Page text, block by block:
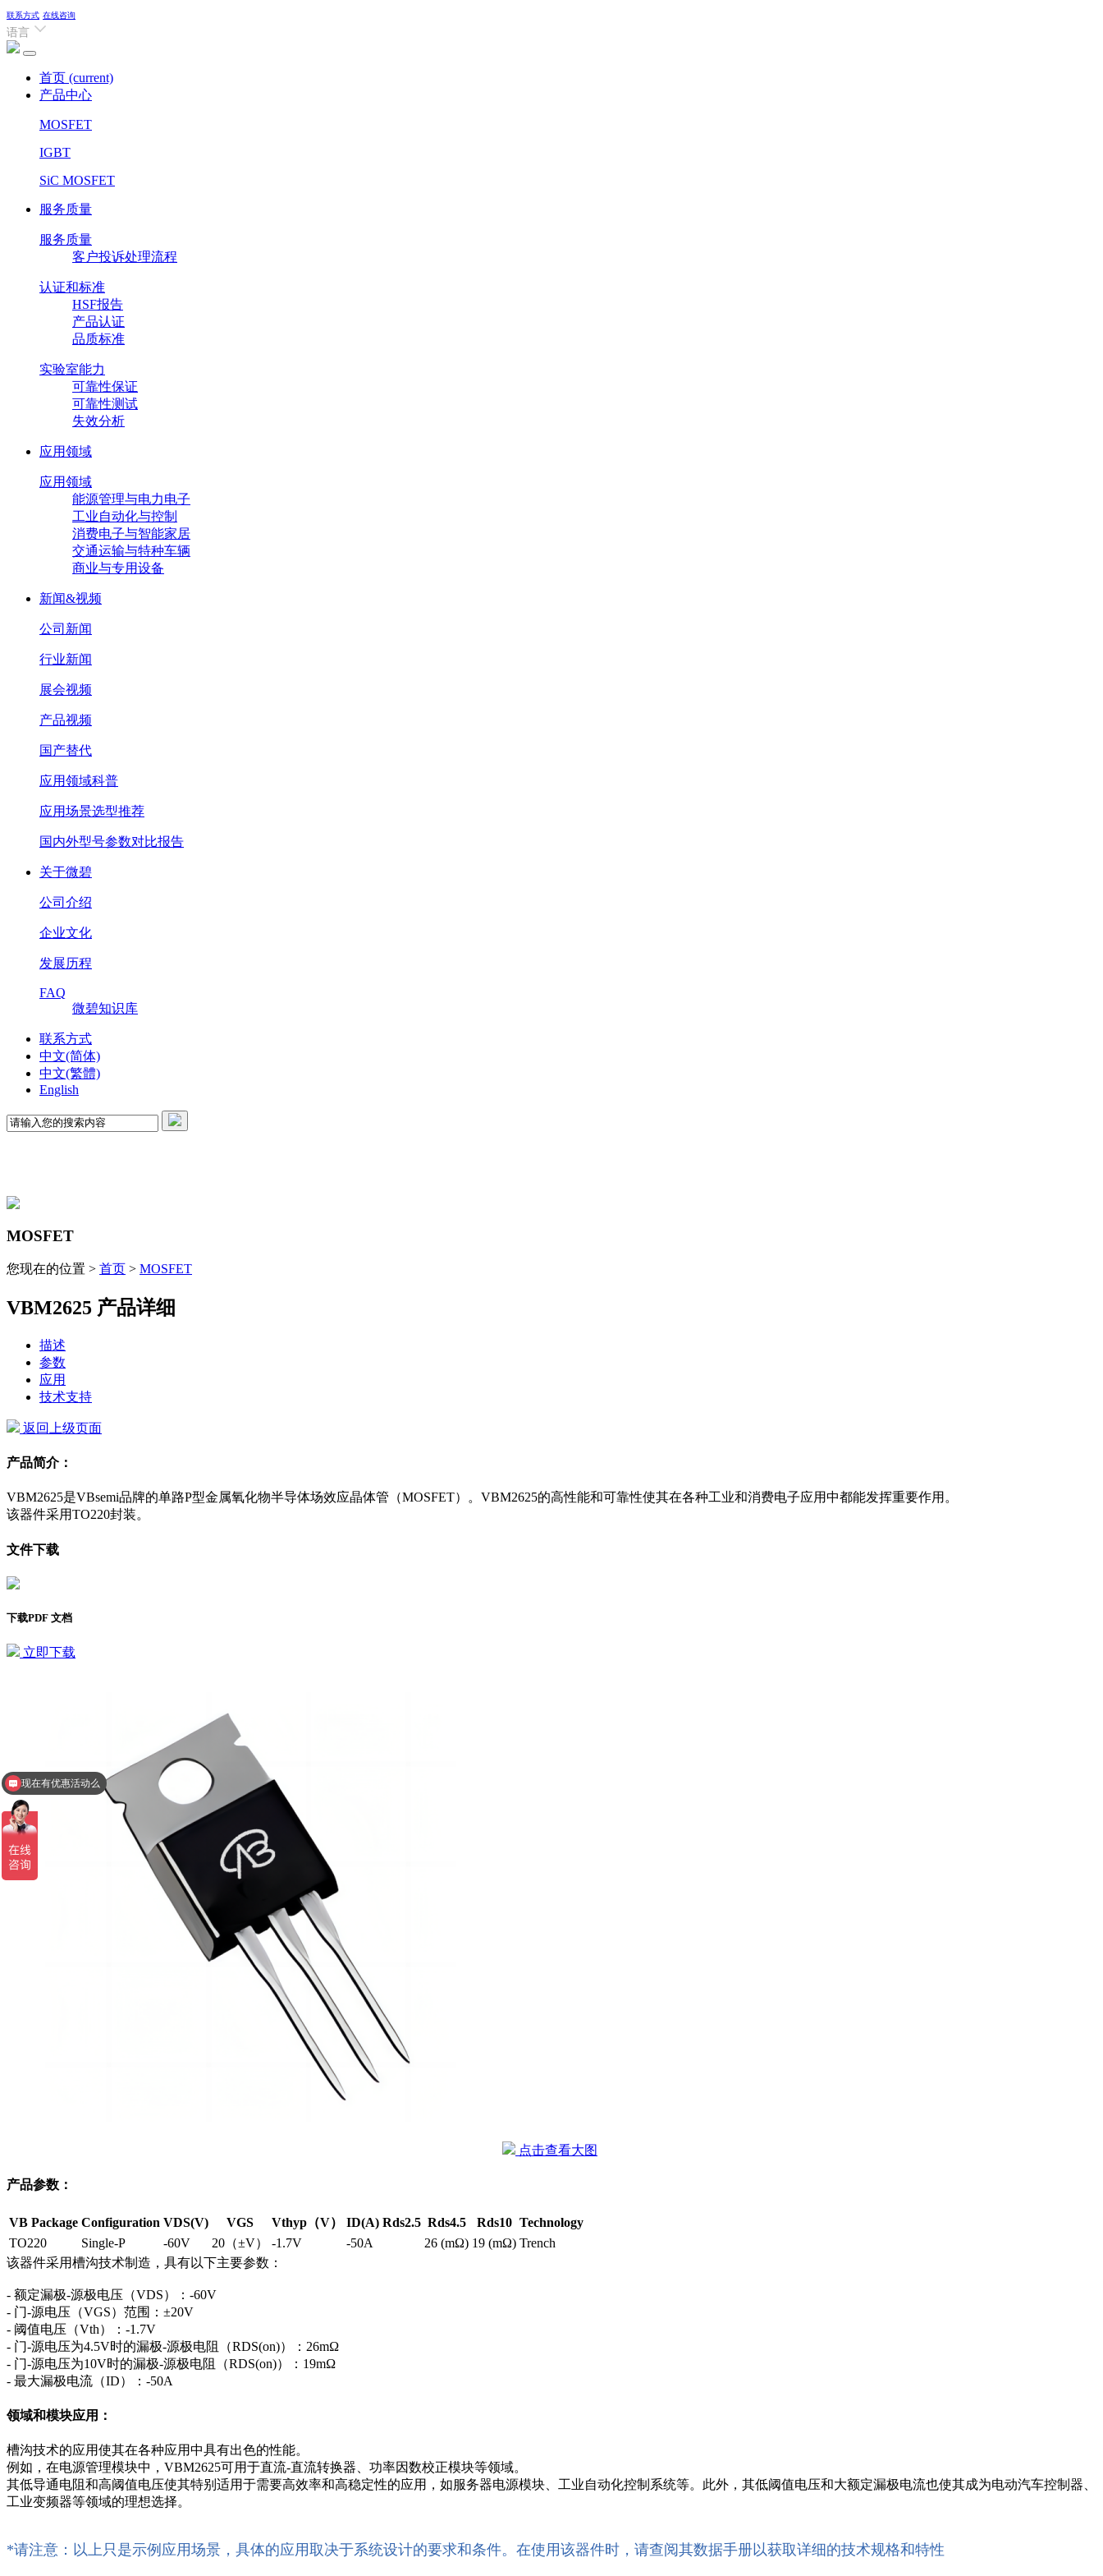
联系方式 在线咨询
语言
首页 (current)
产品中心
MOSFET
IGBT
SiC MOSFET
服务质量
服务质量
客户投诉处理流程
认证和标准
HSF报告
产品认证
品质标准
实验室能力
可靠性保证
可靠性测试
失效分析
应用领域
应用领域
能源管理与电力电子
工业自动化与控制
消费电子与智能家居
交通运输与特种车辆
商业与专用设备
新闻&视频
公司新闻
行业新闻
展会视频
产品视频
国产替代
应用领域科普
应用场景选型推荐
国内外型号参数对比报告
关于微碧
公司介绍
企业文化
发展历程
FAQ
微碧知识库
联系方式
中文(简体)
中文(繁體)
English
MOSFET
您现在的位置 > 首页 > MOSFET
VBM2625 产品详细
描述
参数
应用
技术支持
返回上级页面
产品简介：
VBM2625是VBsemi品牌的单路P型金属氧化物半导体场效应晶体管（MOSFET）。VBM2625的高性能和可靠性使其在各种工业和消费电子应用中都能发挥重要作用。
该器件采用TO220封装。
文件下载
下载PDF 文档
立即下载
点击查看大图
产品参数：
VB Package Configuration VDS(V) VGS Vthyp（V） ID(A) Rds2.5 Rds4.5 Rds10 Technology
TO220
Single-P -60V 20（±V） -1.7V -50A 26 (mΩ) 19 (mΩ) Trench
该器件采用槽沟技术制造，具有以下主要参数：
- 额定漏极-源极电压（VDS）：-60V
- 门-源电压（VGS）范围：±20V
- 阈值电压（Vth）：-1.7V
- 门-源电压为4.5V时的漏极-源极电阻（RDS(on)）：26mΩ
- 门-源电压为10V时的漏极-源极电阻（RDS(on)）：19mΩ
- 最大漏极电流（ID）：-50A
领域和模块应用：
槽沟技术的应用使其在各种应用中具有出色的性能。
例如，在电源管理模块中，VBM2625可用于直流-直流转换器、功率因数校正模块等领域。
其低导通电阻和高阈值电压使其特别适用于需要高效率和高稳定性的应用，如服务器电源模块、工业自动化控制系统等。此外，其低阈值电压和大额定漏极电流也使其成为电动汽车控制器、
工业变频器等领域的理想选择。
*请注意：以上只是示例应用场景，具体的应用取决于系统设计的要求和条件。在使用该器件时，请查阅其数据手册以获取详细的技术规格和特性
现在有优惠活动么